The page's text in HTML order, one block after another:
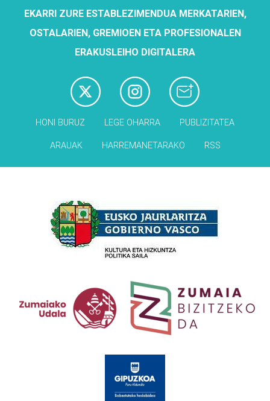
EKARRI ZURE ESTABLEZIMENDUA MERKATARIEN,
OSTALARIEN, GREMIOEN ETA PROFESIONALEN
ERAKUSLEIHO DIGITALERA
HONI BURUZ LEGE OHARRA PUBLIZITATEA
ARAUAK HARREMANETARAKO RSS